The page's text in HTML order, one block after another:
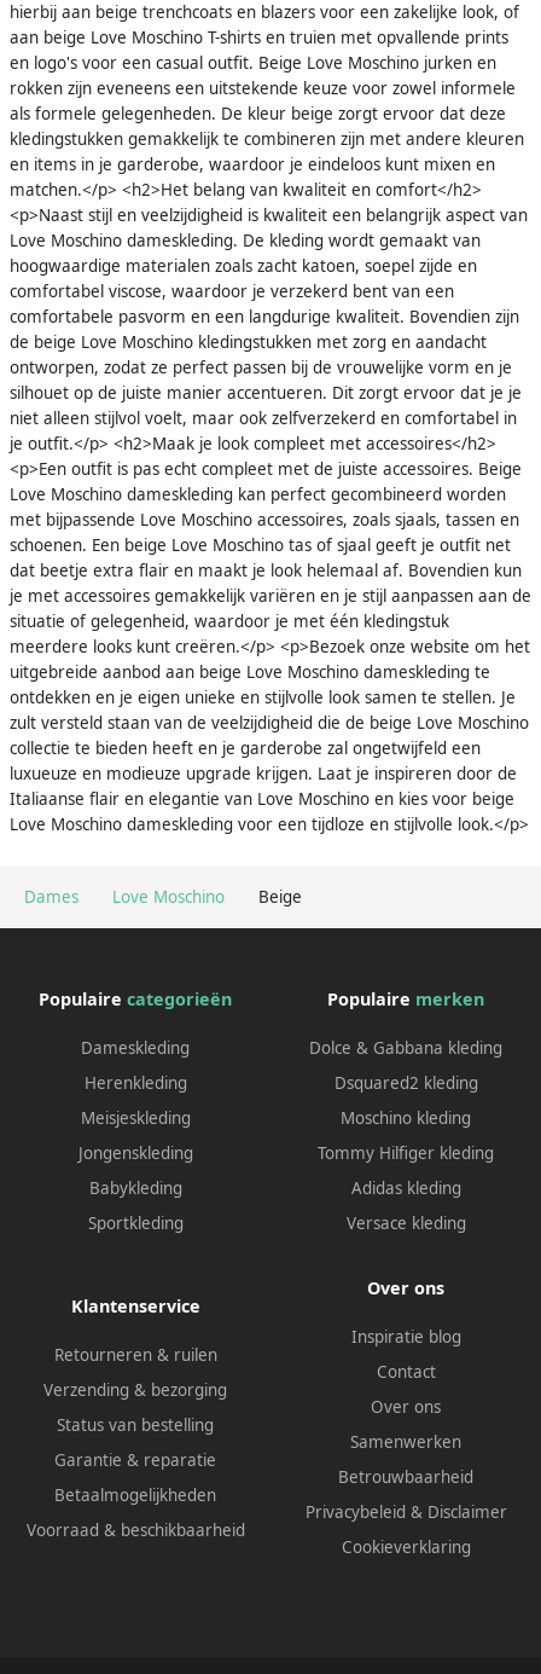
Dames Love Moschino Beige
hierbij aan beige trenchcoats en blazers voor een zakelijke look, of
aan beige Love Moschino T-shirts en truien met opvallende prints
en logo's voor een casual outfit. Beige Love Moschino jurken en
rokken zijn eveneens een uitstekende keuze voor zowel informele
als formele gelegenheden. De kleur beige zorgt ervoor dat deze
kledingstukken gemakkelijk te combineren zijn met andere kleuren
en items in je garderobe, waardoor je eindeloos kunt mixen en
matchen.</p> <h2>Het belang van kwaliteit en comfort</h2>
<p>Naast stijl en veelzijdigheid is kwaliteit een belangrijk aspect van
Love Moschino dameskleding. De kleding wordt gemaakt van
hoogwaardige materialen zoals zacht katoen, soepel zijde en
comfortabel viscose, waardoor je verzekerd bent van een
comfortabele pasvorm en een langdurige kwaliteit. Bovendien zijn
de beige Love Moschino kledingstukken met zorg en aandacht
ontworpen, zodat ze perfect passen bij de vrouwelijke vorm en je
silhouet op de juiste manier accentueren. Dit zorgt ervoor dat je je
niet alleen stijlvol voelt, maar ook zelfverzekerd en comfortabel in
je outfit.</p> <h2>Maak je look compleet met accessoires</h2>
<p>Een outfit is pas echt compleet met de juiste accessoires. Beige
Love Moschino dameskleding kan perfect gecombineerd worden
met bijpassende Love Moschino accessoires, zoals sjaals, tassen en
schoenen. Een beige Love Moschino tas of sjaal geeft je outfit net
dat beetje extra flair en maakt je look helemaal af. Bovendien kun
je met accessoires gemakkelijk variëren en je stijl aanpassen aan de
situatie of gelegenheid, waardoor je met één kledingstuk
meerdere looks kunt creëren.</p> <p>Bezoek onze website om het
uitgebreide aanbod aan beige Love Moschino dameskleding te
ontdekken en je eigen unieke en stijlvolle look samen te stellen. Je
zult versteld staan van de veelzijdigheid die de beige Love Moschino
collectie te bieden heeft en je garderobe zal ongetwijfeld een
luxueuze en modieuze upgrade krijgen. Laat je inspireren door de
Italiaanse flair en elegantie van Love Moschino en kies voor beige
Love Moschino dameskleding voor een tijdloze en stijlvolle look.</p>
Populaire categorieën
Dameskleding
Herenkleding
Meisjeskleding
Jongenskleding
Babykleding
Sportkleding
Populaire merken
Dolce & Gabbana kleding
Dsquared2 kleding
Moschino kleding
Tommy Hilfiger kleding
Adidas kleding
Versace kleding
Klantenservice
Retourneren & ruilen
Verzending & bezorging
Status van bestelling
Garantie & reparatie
Betaalmogelijkheden
Voorraad & beschikbaarheid
Over ons
Inspiratie blog
Contact
Over ons
Samenwerken
Betrouwbaarheid
Privacybeleid & Disclaimer
Cookieverklaring